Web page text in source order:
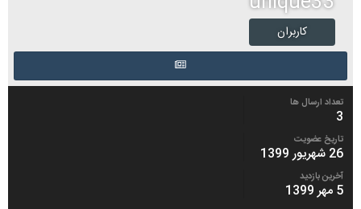
کاربران
تعداد ارسال ها
3
تاریخ عضویت
26 شهریور 1399
آخرین بازدید
5 مهر 1399